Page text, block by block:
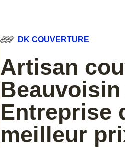
DK COUVERTURE
Artisan
Beauvoisin
Entreprise
meilleur